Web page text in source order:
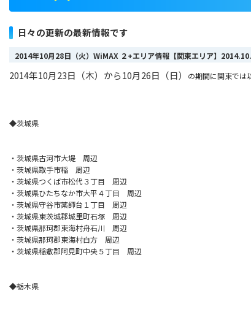
日々の更新の最新情報です
2014年10月28日（火）WiMAX ２+エリア情報【関東エリア】
2014年10月23日（木）から10月26日（日） の期間に関東では
◆茨城県
・茨城県古河市大堤 周辺
・茨城県取手市稲 周辺
・茨城県つくば市松代３丁目 周辺
・茨城県ひたちなか市大平４丁目 周辺
・茨城県守谷市薬師台１丁目 周辺
・茨城県東茨城郡城里町石塚 周辺
・茨城県那珂郡東海村舟石川 周辺
・茨城県那珂郡東海村白方 周辺
・茨城県稲敷郡阿見町中央５丁目 周辺
◆栃木県